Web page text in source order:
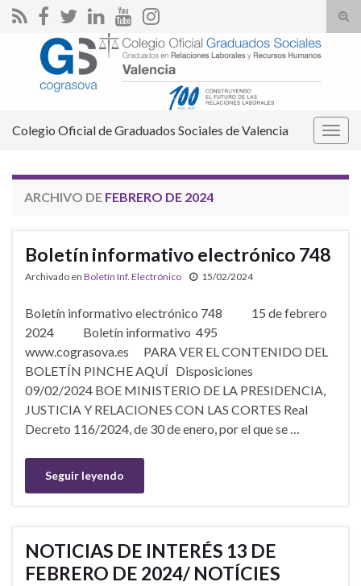
el
Search for:
Colegio Oficial de Graduados Sociales de Valencia
ARCHIVO DE FEBRERO DE 2024
Boletín informativo electrónico 748
Archivado en Boletín Inf. Electrónico 15/02/2024
Boletín informativo electrónico 748 15 de febrero
2024 Boletín informativo 495
www.cograsova.es PARA VER EL CONTENIDO DEL
BOLETÍN PINCHE AQUÍ Disposiciones
09/02/2024 BOE MINISTERIO DE LA PRESIDENCIA,
JUSTICIA Y RELACIONES CON LAS CORTES Real
Decreto 116/2024, de 30 de enero, por el que se …
Seguir leyendo
NOTICIAS DE INTERÉS 13 DE
FEBRERO DE 2024/ NOTÍCIES